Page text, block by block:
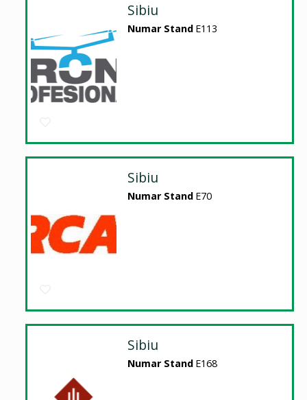
Sibiu
Numar Stand E113
Sibiu
Numar Stand E70
Sibiu
Numar Stand E168